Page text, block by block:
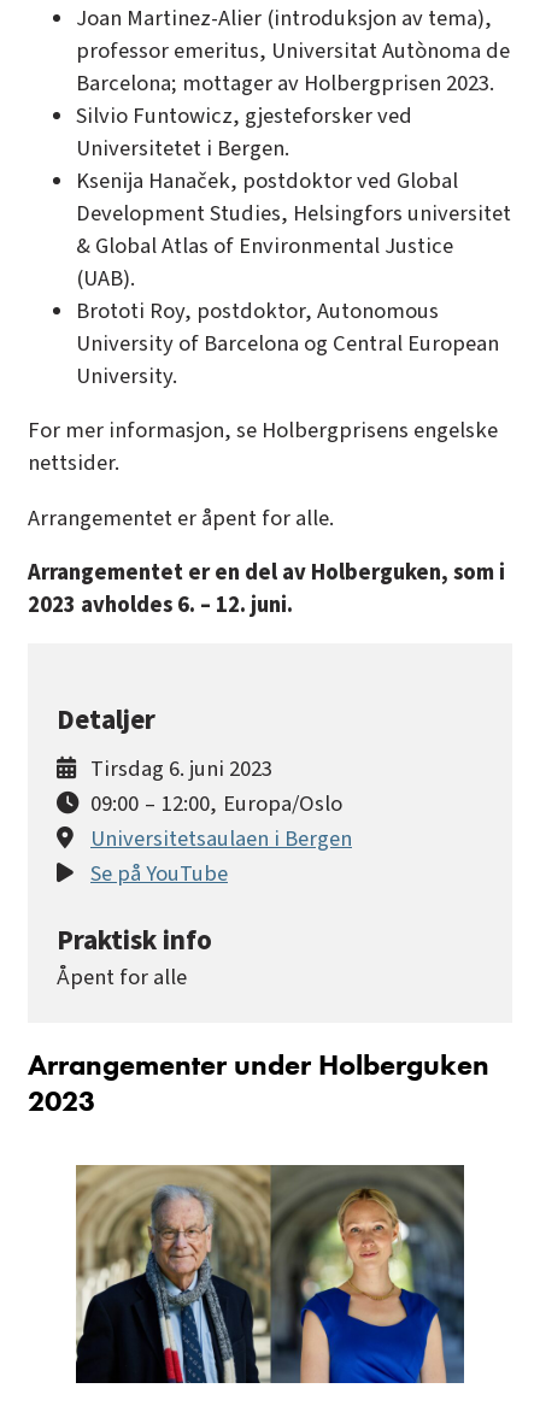
Joan Martinez-Alier (introduksjon av tema),
professor emeritus, Universitat Autònoma de
Barcelona; mottager av Holbergprisen 2023.
Silvio Funtowicz, gjesteforsker ved
Universitetet i Bergen.
Ksenija Hanaček, postdoktor ved Global
Development Studies, Helsingfors universitet
& Global Atlas of Environmental Justice
(UAB).
Brototi Roy, postdoktor, Autonomous
University of Barcelona og Central European
University.
For mer informasjon, se Holbergprisens engelske
nettsider.
Arrangementet er åpent for alle.
Arrangementet er en del avHolberguken, som i
2023 avholdes 6. – 12. juni.
Detaljer
Tirsdag 6. juni 2023
09:00 – 12:00, Europa/Oslo
Universitetsaulaen i Bergen
Se på YouTube
Praktisk info
Åpent for alle
Arrangementer under Holberguken
2023